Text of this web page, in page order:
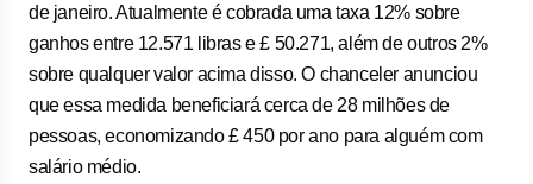
de janeiro. Atualmente é cobrada uma taxa 12% sobre
ganhos entre 12.571 libras e £ 50.271, além de outros 2%
sobre qualquer valor acima disso. O chanceler anunciou
que essa medida beneficiará cerca de 28 milhões de
pessoas, economizando £ 450 por ano para alguém com
salário médio.